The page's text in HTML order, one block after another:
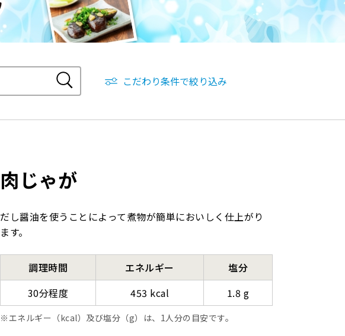
こだわり条件で絞り込み
肉じゃが
だし醤油を使うことによって煮物が簡単においしく仕上がり
ます。
調理時間 エネルギー
塩分
30分程度
453 kcal 1.8 g
エネルギー（kcal）及び塩分（g）は、1人分の目安です。